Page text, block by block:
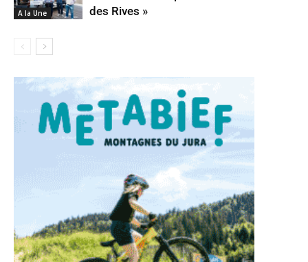
A la Une
des Rives »